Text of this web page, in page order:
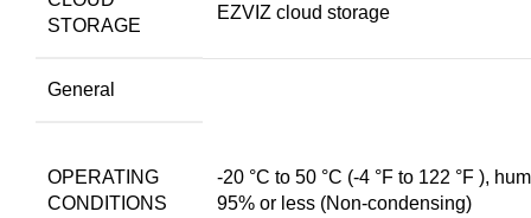
STORAGE
EZVIZ cloud storage
General
OPERATING
CONDITIONS
-20 °C to 50 °C (-4 °F to 122 °F ),
95% or less (Non-condensing)